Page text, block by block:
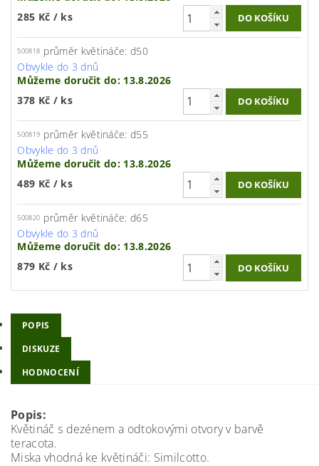
285 Kč / ks
500818 průměr květináče: d50
Obvykle do 3 dnů
Můžeme doručit do: 13.8.2026
378 Kč / ks
500819 průměr květináče: d55
Obvykle do 3 dnů
Můžeme doručit do: 13.8.2026
489 Kč / ks
500820 průměr květináče: d65
Obvykle do 3 dnů
Můžeme doručit do: 13.8.2026
879 Kč / ks
POPIS
DISKUZE
HODNOCENÍ
Popis:
Květináč s dezénem a odtokovými otvory v barvě
teracota.
Miska vhodná ke květináči: Similcotto.